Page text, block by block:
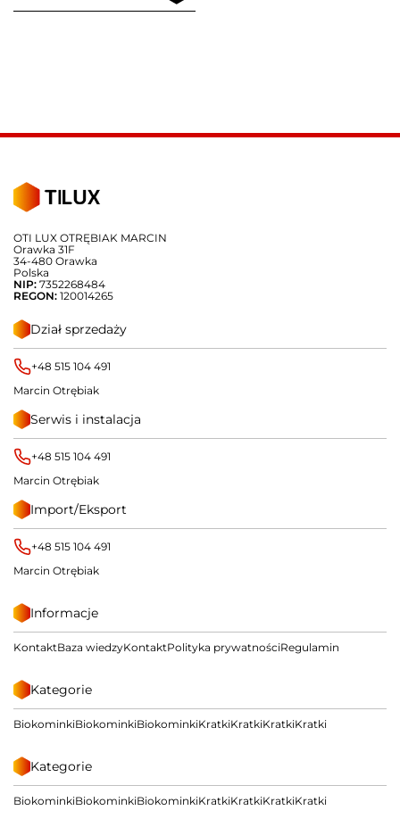
OTI LUX OTRĘBIAK MARCIN
Orawka 31F
34-480 Orawka
Polska
NIP: 7352268484
REGON: 120014265
Dział sprzedaży
+48 515 104 491
Marcin Otrębiak
Serwis i instalacja
+48 515 104 491
Marcin Otrębiak
Import/Eksport
+48 515 104 491
Marcin Otrębiak
Informacje
KontaktBaza wiedzyKontaktPolityka prywatnościRegulamin
Kategorie
BiokominkiBiokominkiBiokominkiKratkiKratkiKratkiKratki
Kategorie
BiokominkiBiokominkiBiokominkiKratkiKratkiKratkiKratki